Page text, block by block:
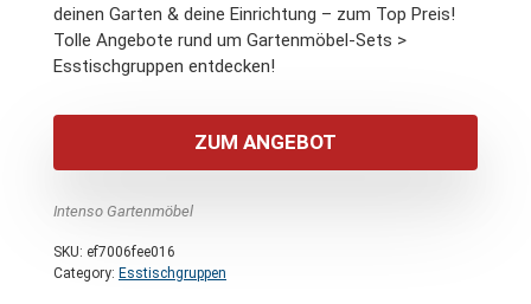
deinen Garten & deine Einrichtung – zum Top Preis!
Tolle Angebote rund um Gartenmöbel-Sets >
Esstischgruppen entdecken!
ZUM ANGEBOT
Intenso Gartenmöbel
SKU: ef7006fee016
Category: Esstischgruppen